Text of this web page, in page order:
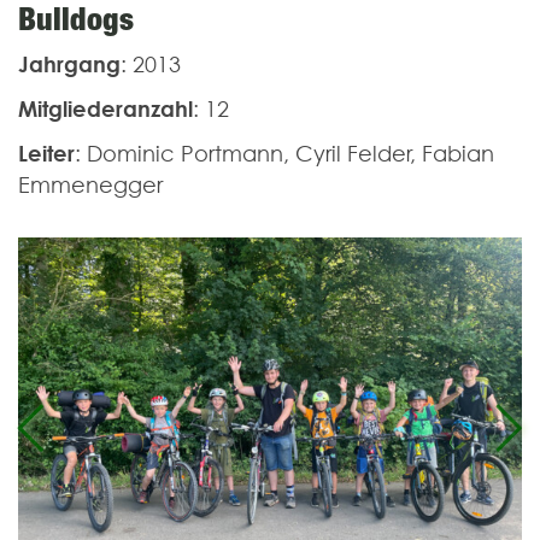
Bulldogs
Jahrgang: 2013
Mitgliederanzahl: 12
Leiter: Dominic Portmann, Cyril Felder, Fabian
Emmenegger
Previous